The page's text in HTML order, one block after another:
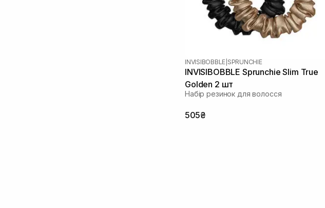
INVISIBOBBLE SPRUNCHIE
INVISIBOBBLE Sprunchie Slim True
Golden 2 шт
Набір резинок для волосся
505₴